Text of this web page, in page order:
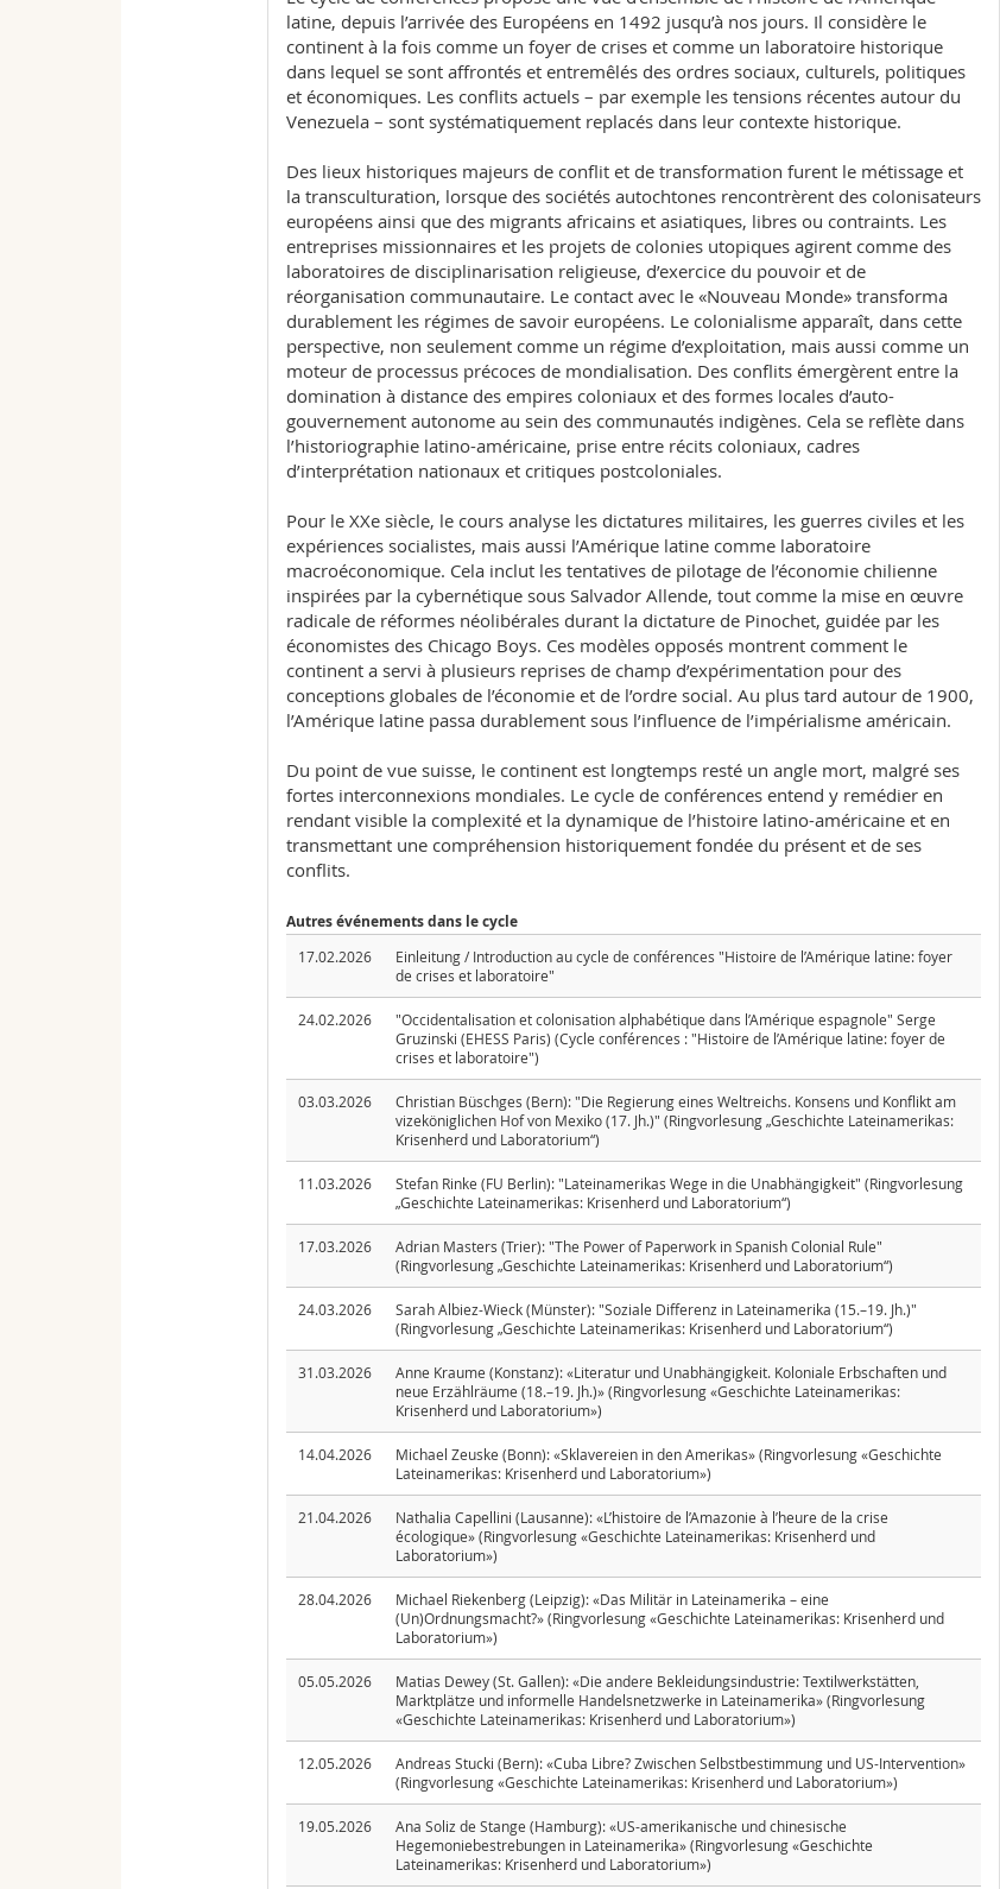
latine, depuis l’arrivée des Européens en 1492 jusqu’à nos jours. Il considère le
continent à la fois comme un foyer de crises et comme un laboratoire historique
dans lequel se sont affrontés et entremêlés des ordres sociaux, culturels, politiques
et économiques. Les conflits actuels – par exemple les tensions récentes autour du
Venezuela – sont systématiquement replacés dans leur contexte historique.
Des lieux historiques majeurs de conflit et de transformation furent le métissage et
la transculturation, lorsque des sociétés autochtones rencontrèrent des colonisateurs
européens ainsi que des migrants africains et asiatiques, libres ou contraints. Les
entreprises missionnaires et les projets de colonies utopiques agirent comme des
laboratoires de disciplinarisation religieuse, d’exercice du pouvoir et de
réorganisation communautaire. Le contact avec le «Nouveau Monde» transforma
durablement les régimes de savoir européens. Le colonialisme apparaît, dans cette
perspective, non seulement comme un régime d’exploitation, mais aussi comme un
moteur de processus précoces de mondialisation. Des conflits émergèrent entre la
domination à distance des empires coloniaux et des formes locales d’auto-
gouvernement autonome au sein des communautés indigènes. Cela se reflète dans
l’historiographie latino-américaine, prise entre récits coloniaux, cadres
d’interprétation nationaux et critiques postcoloniales.
Pour le XXe siècle, le cours analyse les dictatures militaires, les guerres civiles et les
expériences socialistes, mais aussi l’Amérique latine comme laboratoire
macroéconomique. Cela inclut les tentatives de pilotage de l’économie chilienne
inspirées par la cybernétique sous Salvador Allende, tout comme la mise en œuvre
radicale de réformes néolibérales durant la dictature de Pinochet, guidée par les
économistes des Chicago Boys. Ces modèles opposés montrent comment le
continent a servi à plusieurs reprises de champ d’expérimentation pour des
conceptions globales de l’économie et de l’ordre social. Au plus tard autour de 1900,
l’Amérique latine passa durablement sous l’influence de l’impérialisme américain.
Du point de vue suisse, le continent est longtemps resté un angle mort, malgré ses
fortes interconnexions mondiales. Le cycle de conférences entend y remédier en
rendant visible la complexité et la dynamique de l’histoire latino-américaine et en
transmettant une compréhension historiquement fondée du présent et de ses
conflits.
Autres événements dans le cycle
17.02.2026
Einleitung / Introduction au cycle de conférences "Histoire de l’Amérique latine: foyer
de crises et laboratoire"
24.02.2026
"Occidentalisation et colonisation alphabétique dans l’Amérique espagnole" Serge
Gruzinski (EHESS Paris) (Cycle conférences : "Histoire de l’Amérique latine: foyer de
crises et laboratoire")
03.03.2026
Christian Büschges (Bern): "Die Regierung eines Weltreichs. Konsens und Konflikt am
vizeköniglichen Hof von Mexiko (17. Jh.)" (Ringvorlesung „Geschichte Lateinamerikas:
Krisenherd und Laboratorium“)
11.03.2026
Stefan Rinke (FU Berlin): "Lateinamerikas Wege in die Unabhängigkeit" (Ringvorlesung
„Geschichte Lateinamerikas: Krisenherd und Laboratorium“)
17.03.2026
Adrian Masters (Trier): "The Power of Paperwork in Spanish Colonial Rule"
(Ringvorlesung „Geschichte Lateinamerikas: Krisenherd und Laboratorium“)
24.03.2026
Sarah Albiez-Wieck (Münster): "Soziale Differenz in Lateinamerika (15.–19. Jh.)"
(Ringvorlesung „Geschichte Lateinamerikas: Krisenherd und Laboratorium“)
31.03.2026
Anne Kraume (Konstanz): «Literatur und Unabhängigkeit. Koloniale Erbschaften und
neue Erzählräume (18.–19. Jh.)» (Ringvorlesung «Geschichte Lateinamerikas:
Krisenherd und Laboratorium»)
14.04.2026
Michael Zeuske (Bonn): «Sklavereien in den Amerikas» (Ringvorlesung «Geschichte
Lateinamerikas: Krisenherd und Laboratorium»)
21.04.2026
Nathalia Capellini (Lausanne): «L’histoire de l’Amazonie à l’heure de la crise
écologique» (Ringvorlesung «Geschichte Lateinamerikas: Krisenherd und
Laboratorium»)
28.04.2026
Michael Riekenberg (Leipzig): «Das Militär in Lateinamerika – eine
(Un)Ordnungsmacht?» (Ringvorlesung «Geschichte Lateinamerikas: Krisenherd und
Laboratorium»)
05.05.2026
Matias Dewey (St. Gallen): «Die andere Bekleidungsindustrie: Textilwerkstätten,
Marktplätze und informelle Handelsnetzwerke in Lateinamerika» (Ringvorlesung
«Geschichte Lateinamerikas: Krisenherd und Laboratorium»)
12.05.2026
Andreas Stucki (Bern): «Cuba Libre? Zwischen Selbstbestimmung und US-Intervention»
(Ringvorlesung «Geschichte Lateinamerikas: Krisenherd und Laboratorium»)
19.05.2026
Ana Soliz de Stange (Hamburg): «US-amerikanische und chinesische
Hegemoniebestrebungen in Lateinamerika» (Ringvorlesung «Geschichte
Lateinamerikas: Krisenherd und Laboratorium»)